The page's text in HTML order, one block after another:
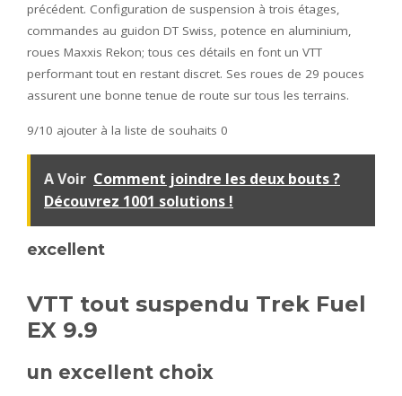
précédent. Configuration de suspension à trois étages,
commandes au guidon DT Swiss, potence en aluminium,
roues Maxxis Rekon; tous ces détails en font un VTT
performant tout en restant discret. Ses roues de 29 pouces
assurent une bonne tenue de route sur tous les terrains.
9/10 ajouter à la liste de souhaits 0
A Voir Comment joindre les deux bouts ?
Découvrez 1001 solutions !
excellent
VTT tout suspendu Trek Fuel
EX 9.9
un excellent choix